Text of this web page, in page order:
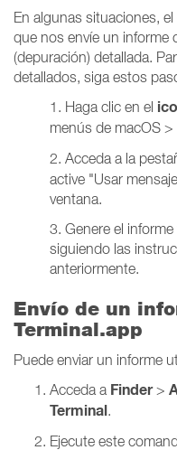
En algunas situaciones,
que nos envíe un informe
(depuración) detallada.
detallados, siga estos
1. Haga clic en el
menús de macOS >
2. Acceda a la
active "Usar
ventana.
3. Genere el
siguiendo las
anteriormente.
Envío de un
Terminal.app
Puede enviar un informe
Acceda a Finder>
Terminal.
Ejecute este